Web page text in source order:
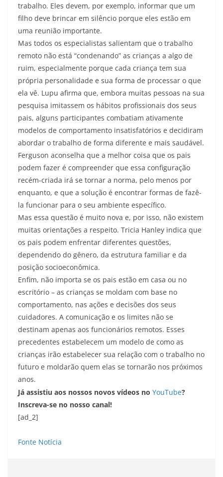
trabalho. Eles devem, por exemplo, informar que um
filho deve brincar em silêncio porque eles estão em
uma reunião importante.
Mas todos os especialistas salientam que o trabalho
remoto não está “condenando” as crianças a algo de
ruim, especialmente porque cada criança tem sua
própria personalidade e sua forma de processar o que
ela vê. Lupu afirma que, embora muitas pessoas na sua
pesquisa imitassem os hábitos profissionais dos seus
pais, alguns participantes combatiam ativamente
modelos de comportamento insatisfatórios e decidiram
abordar o trabalho de forma diferente e mais saudável.
Ferguson aconselha que a melhor coisa que os pais
podem fazer é compreender que essa configuração
recém-criada irá se tornar a norma, pelo menos por
enquanto, e que a solução é encontrar formas de fazê-
la funcionar para o seu ambiente específico.
Mas essa questão é muito nova e, por isso, não existem
muitas orientações a respeito. Tricia Hanley indica que
os pais podem enfrentar diferentes questões,
dependendo do gênero, da estrutura familiar e da
posição socioeconômica.
Enfim, não importa se os pais estão em casa ou no
escritório – as crianças se moldam com base no
comportamento, nas ações e decisões dos seus
cuidadores. A comunicação e os limites não se
destinam apenas aos funcionários remotos. Esses
precedentes estabelecem um modelo de como as
crianças irão estabelecer sua relação com o trabalho no
futuro e moldarão quem elas se tornarão nos próximos
anos.
Já assistiu aos nossos novos vídeos no YouTube?
Inscreva-se no nosso canal!
[ad_2]
Fonte Notícia